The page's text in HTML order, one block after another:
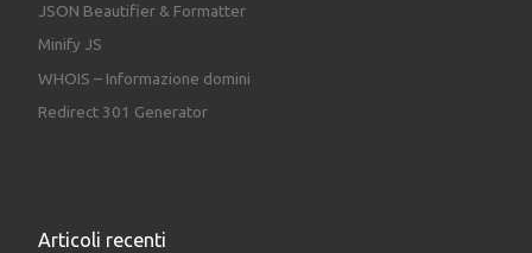
JSON Beautifier & Formatter
Minify JS
WHOIS – Informazione domini
Redirect 301 Generator
Articoli recenti